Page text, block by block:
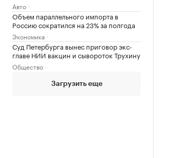
Авто
Объем параллельного импорта в
Россию сократился на 23% за полгода
Экономика
Суд Петербурга вынес приговор экс-
главе НИИ вакцин и сывороток Трухину
Общество
Загрузить еще